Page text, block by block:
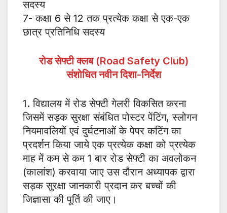
सदस्य
7- कक्षा 6 से 12 तक प्रत्येक कक्षा से एक-एक
छात्र प्रतिनिधि सदस्य
रोड सेफ्टी क्लब (Road Safety Club)
संशोधित नवीन दिशा-निर्देश
1. विद्यालय में रोड सेफ्टी गेलरी विकसित करना
जिसमें सड़क सुरक्षा संबंधित पोस्टर पेंटिंग, स्लोगन
नियमावलियों एवं दुर्घटनाओं के पेपर कटिंग का
प्रदर्शन किया जाये एक प्रत्येक कक्षा को प्रत्येक
माह में कम से कम 1 बार रोड सेफ्टी का अवलोकन
(कालांश) करवाया जाए उस दौरान अध्यापक द्वारा
सड़क सुरक्षा जानकारी प्रदान कर बच्चों की
जिज्ञासा की पूर्ति की जाए।